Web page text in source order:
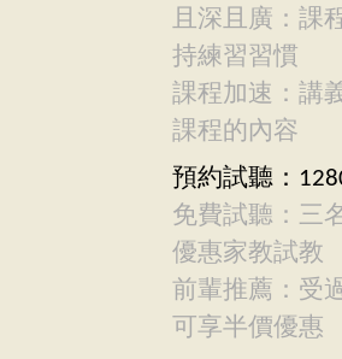
且深且廣：課
持練習習慣
課程加速：講
課程的內容
預約試聽：
免費試聽：三
優惠家教試教
前輩推薦：受
可享半價優惠